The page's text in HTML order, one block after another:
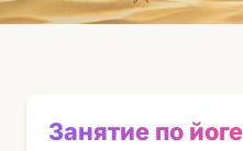
Занятие по